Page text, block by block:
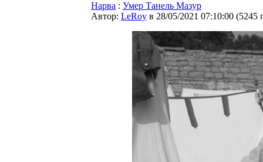
Нарва : Умер Танель Мазур
Автор: LeRoy в 28/05/2021 07:10:00 (5245